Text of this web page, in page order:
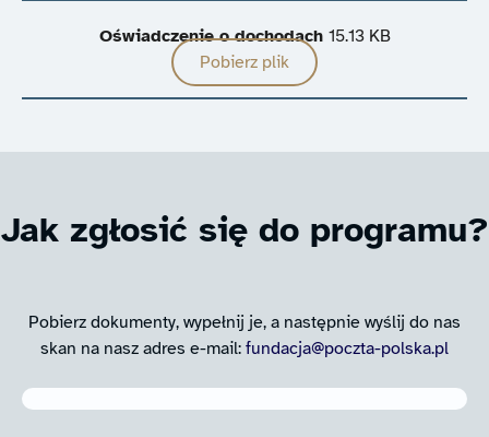
Oświadczenie o dochodach 15.13 KB
Pobierz plik
Jak zgłosić się do programu?
Pobierz dokumenty, wypełnij je, a następnie wyślij do nas
skan na nasz adres e-mail: fundacja@poczta-polska.pl